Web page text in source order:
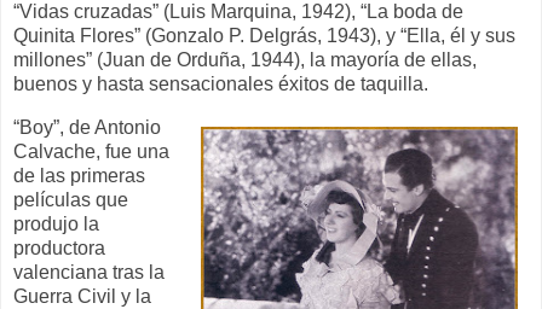
“Vidas cruzadas” (Luis Marquina, 1942), “La boda de
Quinita Flores” (Gonzalo P. Delgrás, 1943), y “Ella, él y sus
millones” (Juan de Orduña, 1944), la mayoría de ellas,
buenos y hasta sensacionales éxitos de taquilla.
“Boy”, de Antonio
Calvache, fue una
de las primeras
películas que
produjo la
productora
valenciana tras la
Guerra Civil y la